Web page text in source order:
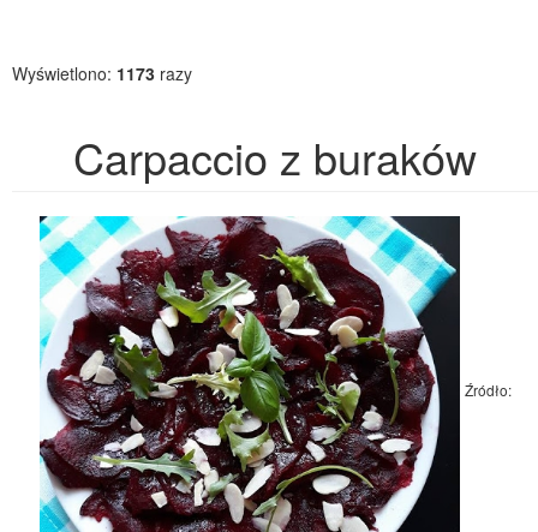
Wyświetlono: 1173 razy
Carpaccio z buraków
Źródło: